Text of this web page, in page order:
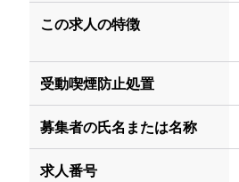
この求人の特徴
受動喫煙防止処置
募集者の氏名または名称
求人番号